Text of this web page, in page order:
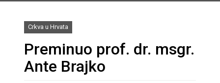
Crkva u Hrvata
Preminuo prof. dr. msgr.
Ante Brajko